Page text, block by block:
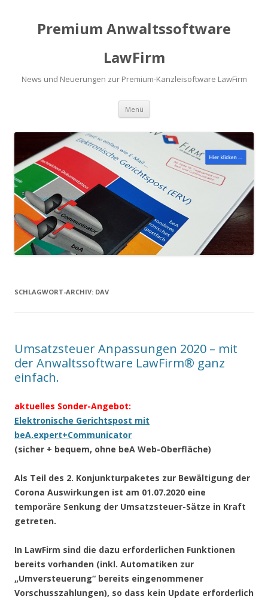
Premium Anwaltssoftware
LawFirm
News und Neuerungen zur Premium-Kanzleisoftware LawFirm
Menü
SCHLAGWORT-ARCHIV: DAV
Umsatzsteuer Anpassungen 2020 – mit
der Anwaltssoftware LawFirm® ganz
einfach.
aktuelles Sonder-Angebot:
Elektronische Gerichtspost mit
beA.expert+Communicator
(sicher + bequem, ohne beA Web-Oberfläche)
Als Teil des 2. Konjunkturpaketes zur Bewältigung der
Corona Auswirkungen ist am 01.07.2020 eine
temporäre Senkung der Umsatzsteuer-Sätze in Kraft
getreten.
In LawFirm sind die dazu erforderlichen Funktionen
bereits vorhanden (inkl. Automatiken zur
„Umversteuerung“ bereits eingenommener
Vorschusszahlungen), so dass kein Update erforderlich